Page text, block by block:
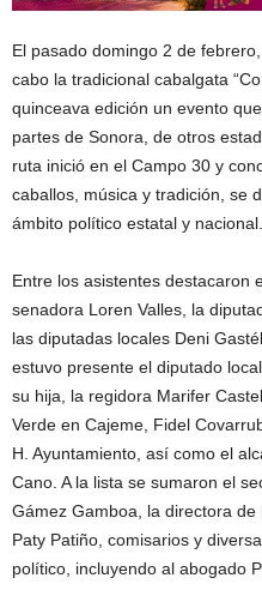
El pasado domingo 2 de
cabo la tradicional cabalgata
quinceava edición un evento
partes de Sonora, de otros
ruta inició en el Campo 30 y
caballos, música y tradición, se
ámbito político estatal y nacional.
Entre los asistentes destacaron
senadora Loren Valles, la
las diputadas locales Deni
estuvo presente el diputado
su hija, la regidora Marifer
Verde en Cajeme, Fidel
H. Ayuntamiento, así como el
Cano. A la lista se sumaron el
Gámez Gamboa, la directora de
Paty Patiño, comisarios y
político, incluyendo al abogado